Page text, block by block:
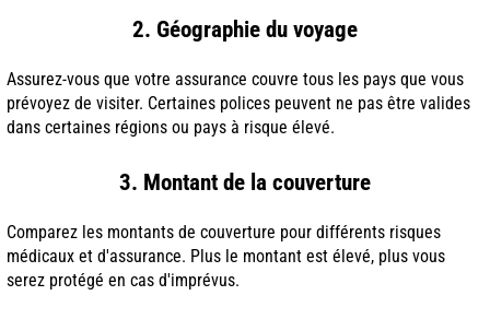
2. Géographie du voyage
Assurez-vous que votre assurance couvre tous les pays que vous
prévoyez de visiter. Certaines polices peuvent ne pas être valides
dans certaines régions ou pays à risque élevé.
3. Montant de la couverture
Comparez les montants de couverture pour différents risques
médicaux et d'assurance. Plus le montant est élevé, plus vous
serez protégé en cas d'imprévus.